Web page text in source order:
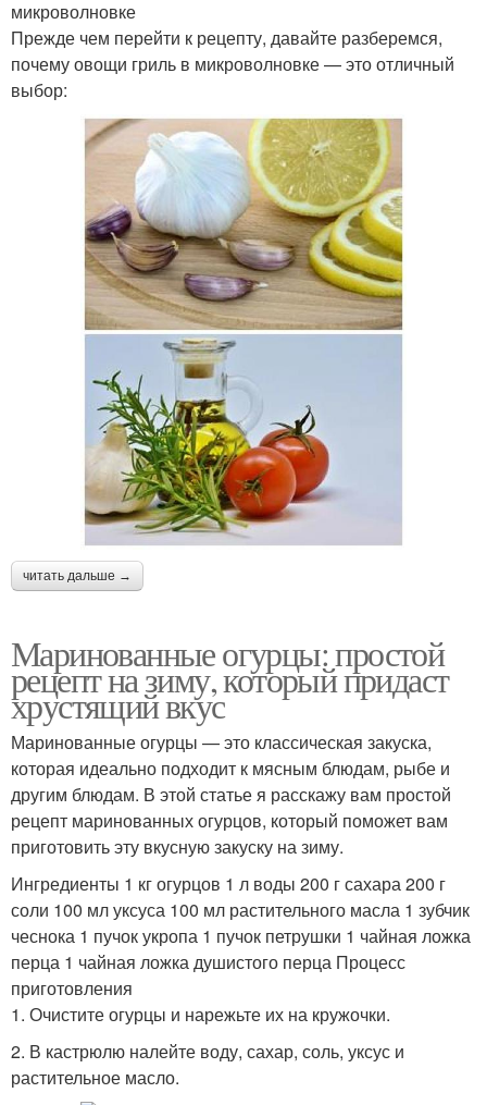
микроволновке
Прежде чем перейти к рецепту, давайте разберемся,
почему овощи гриль в микроволновке — это отличный
выбор:
читать дальше →
Маринованные огурцы: простой
рецепт на зиму, который придаст
хрустящий вкус
Маринованные огурцы — это классическая закуска,
которая идеально подходит к мясным блюдам, рыбе и
другим блюдам. В этой статье я расскажу вам простой
рецепт маринованных огурцов, который поможет вам
приготовить эту вкусную закуску на зиму.
Ингредиенты 1 кг огурцов 1 л воды 200 г сахара 200 г
соли 100 мл уксуса 100 мл растительного масла 1 зубчик
чеснока 1 пучок укропа 1 пучок петрушки 1 чайная ложка
перца 1 чайная ложка душистого перца Процесс
приготовления
1. Очистите огурцы и нарежьте их на кружочки.
2. В кастрюлю налейте воду, сахар, соль, уксус и
растительное масло.